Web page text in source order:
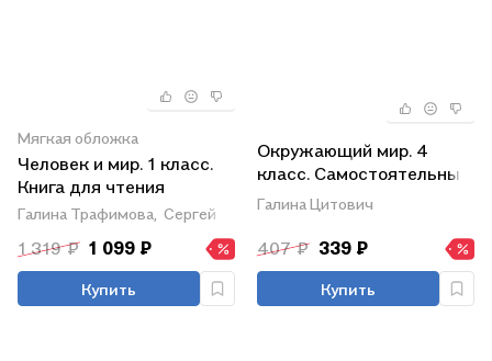
Мягкая обложка
Человек и мир. 1 класс.
Книга для чтения
Галина Трафимова, Сергей Трафимов
1 319 ₽ 1 099 ₽
Купить
Окружающий мир. 4
класс. Самостоятельные
и контрольные работы. В
2-х частях. Часть 2. К
учебнику А.А. Плешакова,
"Окружающий мир. 4
класс. В 2-х частях.
Галина Цитович
407 ₽ 339 ₽
Купить